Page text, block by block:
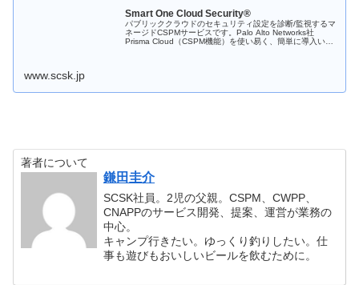
Smart One Cloud Security®
パブリッククラウドのセキュリティ設定を診断/監視するマ
ネージドCSPMサービスです。Palo Alto Networks社
Prisma Cloud（CSPM機能）を使い易く、簡単に導入いた
www.scsk.jp
著者について
鎌田圭介
SCSK社員。2児の父親。CSPM、CWPP、
CNAPPのサービス開発、提案、運営が業務の
中心。
キャンプ行きたい。ゆっくり釣りしたい。仕
事も遊びもおいしいビールを飲むために。